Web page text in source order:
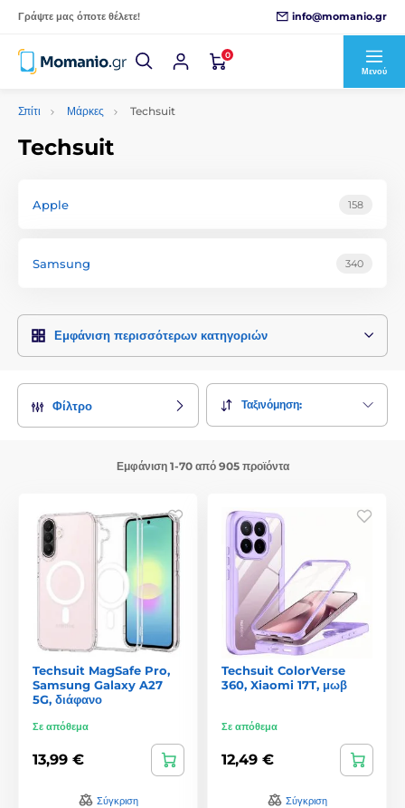
Γράψτε μας όποτε θέλετε! info@momanio.gr
0
Μενού
Σπίτι Μάρκες Techsuit
Techsuit
Apple 158
Samsung 340
Εμφάνιση περισσότερων κατηγοριών
Φίλτρο Ταξινόμηση:
Εμφάνιση 1-70 από 905 προϊόντα
Techsuit MagSafe Pro,
Samsung Galaxy A27
5G, διάφανο
Σε απόθεμα
13,99 €
Σύγκριση
Techsuit ColorVerse
360, Xiaomi 17T, μωβ
Σε απόθεμα
12,49 €
Σύγκριση